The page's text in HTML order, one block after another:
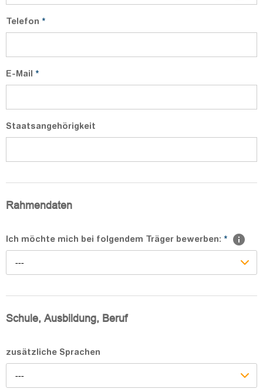
Telefon *
E-Mail *
Staatsangehörigkeit
Rahmendaten
Ich möchte mich bei folgendem Träger bewerben: *
---
Schule, Ausbildung, Beruf
zusätzliche Sprachen
---